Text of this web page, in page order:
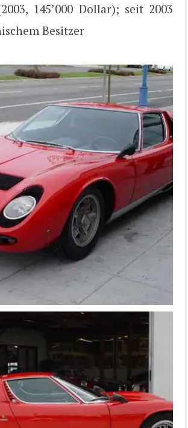
145’000 Dollar); seit 2003
Besitzer